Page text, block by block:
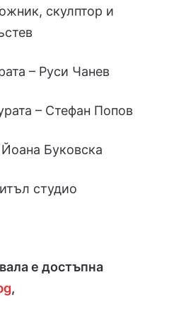
скулптор и
– Руси Чанев
– Стефан Попов
Буковска
студио
е достъпна
,